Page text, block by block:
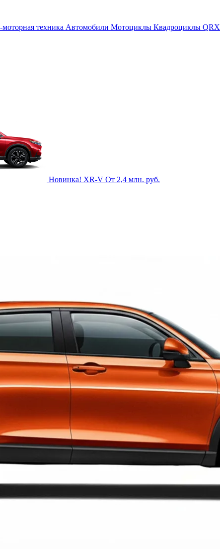
техника Автомобили Мотоциклы Квадроциклы QRX
Новинка! XR-V От 2,4 млн. руб.